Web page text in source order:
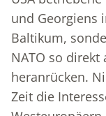
und Georgiens
Baltikum,
NATO so direkt
heranrücken.
Zeit die